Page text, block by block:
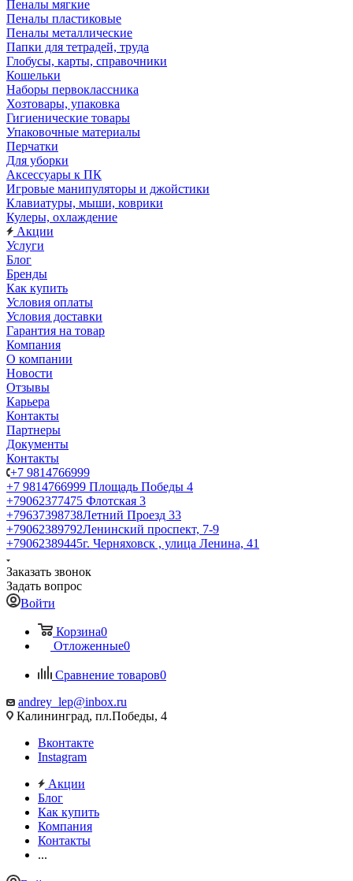
Пеналы мягкие
Пеналы пластиковые
Пеналы металлические
Папки для тетрадей, труда
Глобусы, карты, справочники
Кошельки
Наборы первоклассника
Хозтовары, упаковка
Гигиенические товары
Упаковочные материалы
Перчатки
Для уборки
Аксессуары к ПК
Игровые манипуляторы и джойстики
Клавиатуры, мыши, коврики
Кулеры, охлаждение
Акции
Услуги
Блог
Бренды
Как купить
Условия оплаты
Условия доставки
Гарантия на товар
Компания
О компании
Новости
Отзывы
Карьера
Контакты
Партнеры
Документы
Контакты
+7 9814766999
+7 9814766999 Площадь Победы 4
+79062377475 Флотская 3
+79637398738Летний Проезд 33
+79062389792Ленинский проспект, 7-9
+79062389445г. Черняховск , улица Ленина, 41
Заказать звонок
Задать вопрос
Войти
Корзина0
Отложенные0
Сравнение товаров0
andrey_lep@inbox.ru
Калининград, пл.Победы, 4
Вконтакте
Instagram
Акции
Блог
Как купить
Компания
Контакты
...